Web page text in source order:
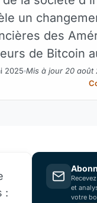
un
des
de Bitcoin
2025 Mis à jour 20 août
:
et
votre